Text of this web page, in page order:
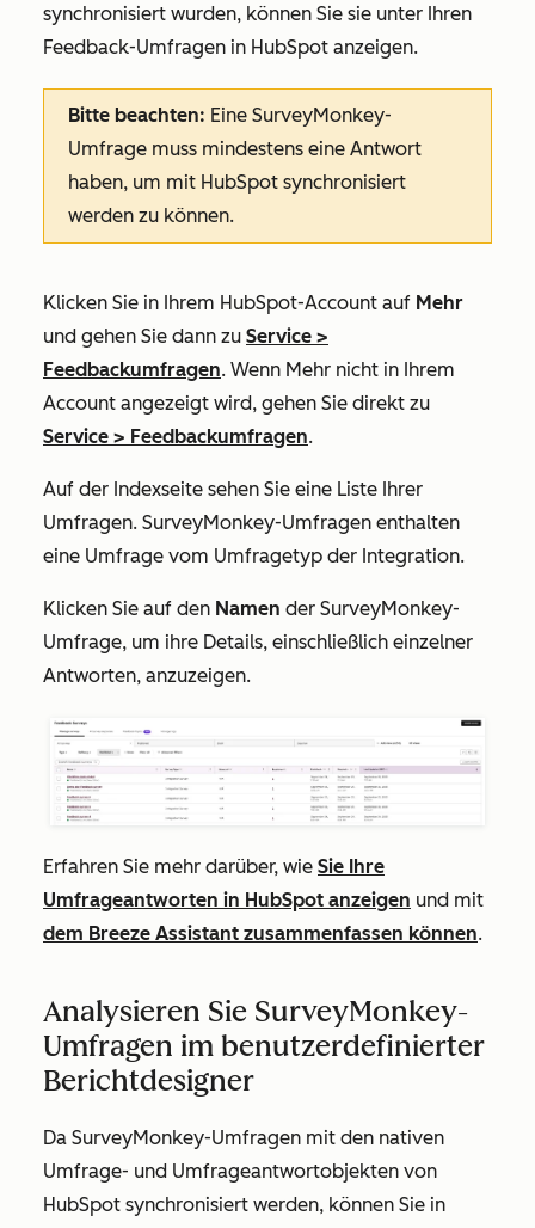
synchronisiert wurden, können Sie sie unter Ihren
Feedback-Umfragen in HubSpot anzeigen.
Bitte beachten: Eine SurveyMonkey-
Umfrage muss mindestens eine Antwort
haben, um mit HubSpot synchronisiert
werden zu können.
Klicken Sie in Ihrem HubSpot-Account auf Mehr
und gehen Sie dann zu Service >
Feedbackumfragen. Wenn Mehr nicht in Ihrem
Account angezeigt wird, gehen Sie direkt zu
Service > Feedbackumfragen.
Auf der Indexseite sehen Sie eine Liste Ihrer
Umfragen. SurveyMonkey-Umfragen enthalten
eine Umfrage vom Umfragetyp der Integration.
Klicken Sie auf den Namen der SurveyMonkey-
Umfrage, um ihre Details, einschließlich einzelner
Antworten, anzuzeigen.
Erfahren Sie mehr darüber, wie Sie Ihre
Umfrageantworten in HubSpot anzeigen und mit
dem Breeze Assistant zusammenfassen können.
Analysieren Sie SurveyMonkey-
Umfragen im benutzerdefinierter
Berichtdesigner
Da SurveyMonkey-Umfragen mit den nativen
Umfrage- und Umfrageantwortobjekten von
HubSpot synchronisiert werden, können Sie in